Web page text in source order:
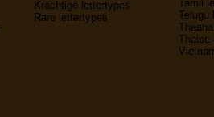
Krachtige lettertypes
Rare lettertypes
Tamil
Telugu
Thaise